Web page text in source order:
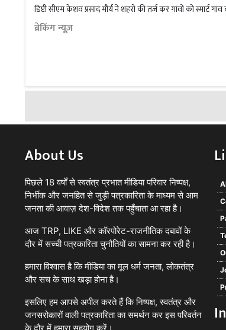
डिप्टी सीएम केशव प्रसाद मौर्य ने शहरों की तर्ज कर गांवों को स्मार्ट गांव
ब्रेकिंग न्यूज़
About Us
पिछले 18 वर्षों से स्वतंत्र प्रभात मीडिया परिवार निष्पक्ष,
निर्भीक और जनहित से जुड़ी पत्रकारिता के माध्यम से आम
जनता की आवाज़ देश-विदेश तक पहुँचाता आ रहा है।
आज TRP, LIKE और कॉरपोरेट-राजनीतिक दबावों के
दौर में सच्ची पत्रकारिता चुनौतियों का सामना कर रही है।
हमारा विश्वास है कि मीडिया का मूल धर्म जनता, लोकतंत्र
और सच के साथ खड़ा होना है।
इसलिए हम आपसे अपील करते हैं कि निष्पक्ष, स्वतंत्र और
जनसरोकारों वाली पत्रकारिता का समर्थन कर इस परिवर्तन